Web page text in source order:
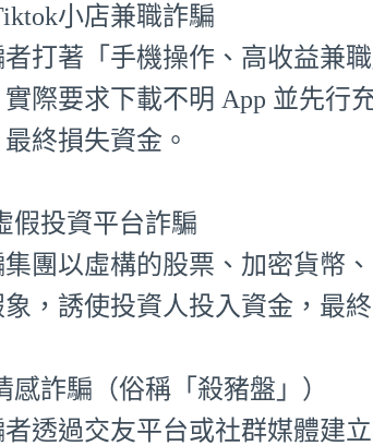
小店兼職詐騙
打著「手機操作、高收益兼
際要求下載不明 App 並先行
終損失資金。
假投資平台詐騙
團以虛構的股票、加密貨幣
，誘使投資人投入資金，最
感詐騙（俗稱「殺豬盤」）
透過交友平台或社群媒體建